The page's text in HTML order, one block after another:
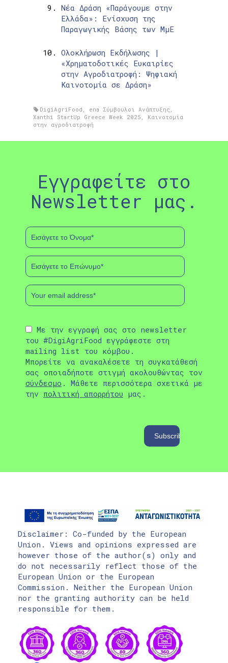
Νέα Δράση «Παράγουμε στην
Ελλάδα»: Ενίσχυση της
Παραγωγικής Βάσης των ΜμΕ
Ολοκλήρωση Εκδήλωσης |
«Χρηματοδοτικές Ευκαιρίες
στην Αγροδιατροφή: Ψηφιακή
Καινοτομία σε Δράση»
DigiAgriFood ena Σύμβουλοι Ανάπτυξης
Xanthi StartUp Greece Week 2025
Καινοτομία
στην αγροδιατροφή
Εγγραφείτε στο
Newsletter μας.
Με την εγγραφή σας στο newsletter
του #DigiAgriFood εγγράφεστε στη
mailing list του κόμβου.
Μπορείτε να ανακαλέσετε τη συγκατάθεσή
σας οποιαδήποτε στιγμή ακολουθώντας τον
σύνδεσμο . Μάθετε περισσότερα σχετικά με
την πολιτική απορρήτου μας.
Disclaimer: Co-funded by the European
Union. Views and opinions expressed are
however those of the author(s) only and
do not necessarily reflect those of the
European Union or the European
Commission. Neither the European Union
nor the granting authority can be held
responsible for them.